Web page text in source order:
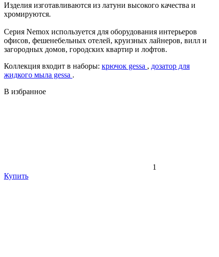
Изделия изготавливаются из латуни высокого качества и
хромируются.
Серия Nemox используется для оборудования интерьеров
офисов, фешенебельных отелей, круизных лайнеров, вилл и
загородных домов, городских квартир и лофтов.
Коллекция входит в наборы: крючок gessa , дозатор для
жидкого мыла gessa .
В избранное
1
Купить